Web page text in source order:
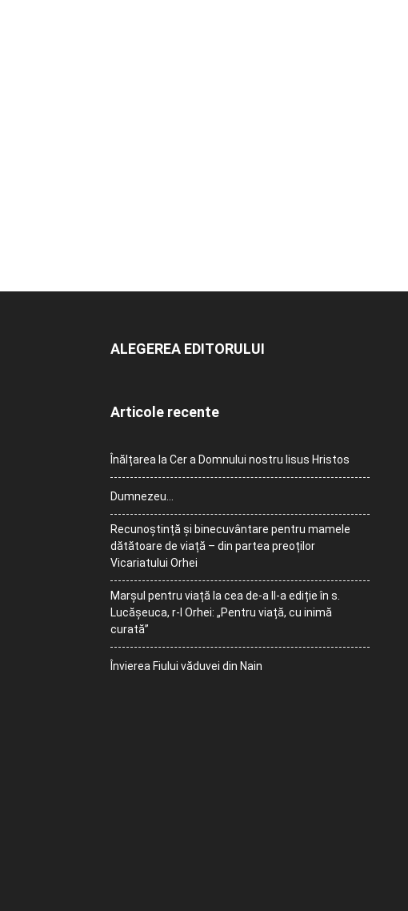
ALEGEREA EDITORULUI
Articole recente
Înălțarea la Cer a Domnului nostru Iisus Hristos
Dumnezeu…
Recunoștință și binecuvântare pentru mamele
dătătoare de viață – din partea preoților
Vicariatului Orhei
Marșul pentru viață la cea de-a II-a ediție în s.
Lucășeuca, r-l Orhei: „Pentru viață, cu inimă
curată”
Învierea Fiului văduvei din Nain